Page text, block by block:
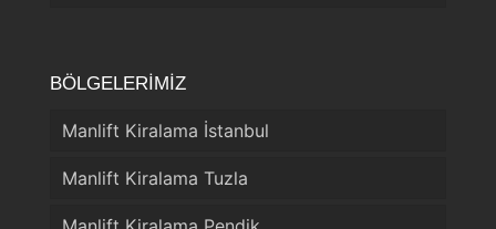
BÖLGELERİMİZ
Manlift Kiralama İstanbul
Manlift Kiralama Tuzla